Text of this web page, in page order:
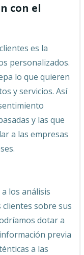
con el
es la
personalizados.
lo que quieren
y servicios. Así
y las que
a las empresas
los análisis
sobre sus
dotar a
previa
a las